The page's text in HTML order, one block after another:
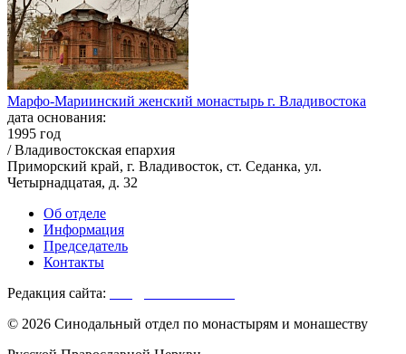
Марфо-Мариинский женский монастырь г. Владивостока
дата основания:
1995 год
/ Владивостокская епархия
Приморский край, г. Владивосток, ст. Седанка, ул.
Четырнадцатая, д. 32
Об отделе
Информация
Председатель
Контакты
Редакция сайта:
© 2026 Синодальный отдел по монастырям и монашеству